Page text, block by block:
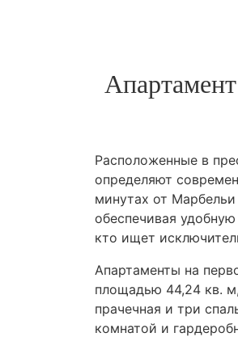
Расположенные в
определяют
минутах от
обеспечивая
кто ищет
Апартаменты на
площадью 44,24 кв.
прачечная и три
комнатой и